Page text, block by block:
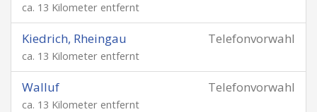
ca. 13 Kilometer entfernt
Telefonvorwahl
Kiedrich, Rheingau
ca. 13 Kilometer entfernt
Telefonvorwahl
Walluf
ca. 13 Kilometer entfernt